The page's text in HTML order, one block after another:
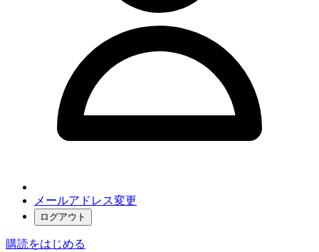
メールアドレス変更
ログアウト
購読をはじめる